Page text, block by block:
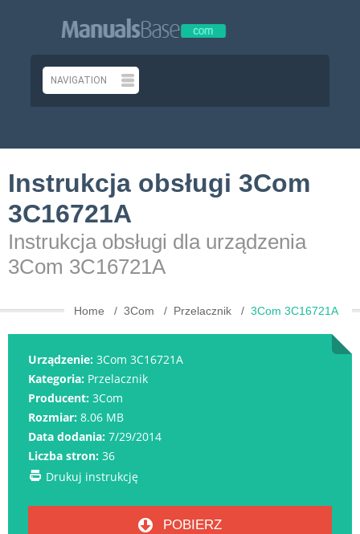
Instrukcja obsługi 3Com
3C16721A
Instrukcja obsługi dla urządzenia
3Com 3C16721A
Home 3Com Przelacznik 3Com 3C16721A
Urządzenie: 3Com 3C16721A
Kategoria: Przelacznik
Producent: 3Com
Rozmiar: 8.06 MB
Data dodania: 7/29/2014
Liczba stron: 36
Drukuj instrukcję
POBIERZ